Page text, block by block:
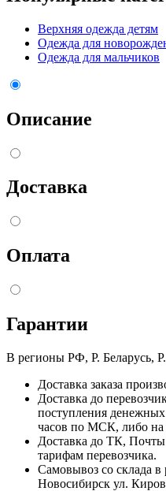
Верхняя одежда детям
Одежда для
Одежда для мальчиков
Описание
Доставка
Оплата
Гарантии
В регионы РФ, Р. Беларусь, Р.
Доставка заказа
Доставка до
поступления денежных
часов по МСК, либо
Доставка до ТК, Почты
тарифам перевозчика.
Самовывоз со склада в
Новосибирск ул.